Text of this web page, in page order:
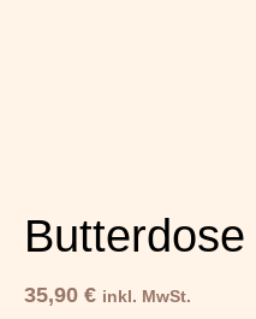
Butterdose
35,90 € inkl. MwSt.